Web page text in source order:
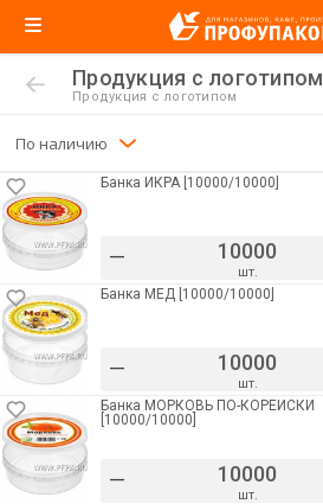
Продукция с логотипом
Продукция с логотипом
По наличию
Банка ИКРА [10000/10000]
– шт.
Банка МЕД [10000/10000]
– шт.
Банка МОРКОВЬ ПО-КОРЕЙСКИ
[10000/10000]
– шт.